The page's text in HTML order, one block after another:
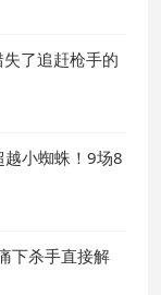
了追赶枪手的
小蜘蛛！9场8
下杀手直接解